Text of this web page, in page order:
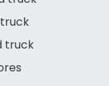
truck